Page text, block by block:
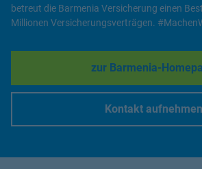
betreut die Barmenia Versicherung einen
Millionen Versicherungsverträgen.
zur Barmenia-Link
Kontakt aufnehmen